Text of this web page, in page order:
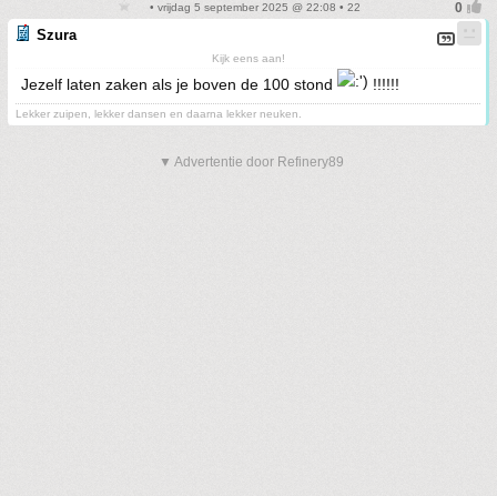
• vrijdag 5 september 2025 @ 22:08 • 22
Szura
Kijk eens aan!
Jezelf laten zaken als je boven de 100 stond !!!!!!
Lekker zuipen, lekker dansen en daarna lekker neuken.
▼ Advertentie door Refinery89